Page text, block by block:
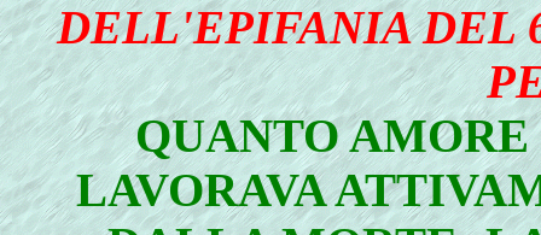
DELL'EPIFANIA DEL
QUANTO
LAVORAVA